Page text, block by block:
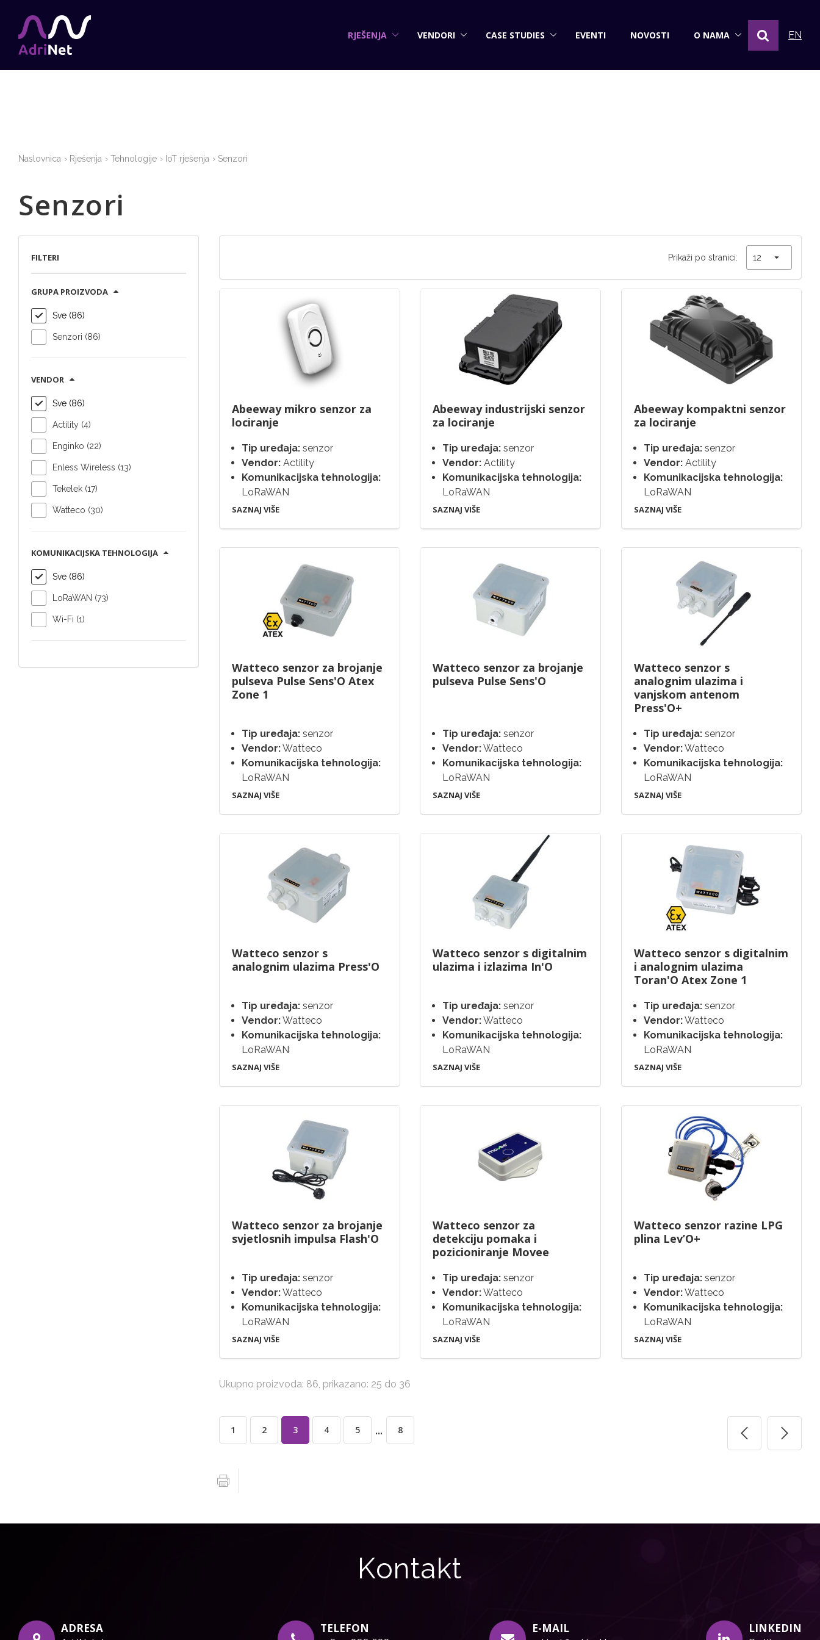
RJEŠENJA VENDORI CASE STUDIES EVENTI NOVOSTI O NAMA EN
Naslovnica Rješenja Tehnologije IoT rješenja Senzori
Senzori
FILTERI
GRUPA PROIZVODA
Sve (86)
Senzori (86)
VENDOR
Sve (86)
Actility (4)
Enginko (22)
Enless Wireless (13)
Tekelek (17)
Watteco (30)
KOMUNIKACIJSKA TEHNOLOGIJA
Sve (86)
LoRaWAN (73)
Wi-Fi (1)
Prikaži po stranici:
Abeeway mikro senzor za
lociranje
Tip uređaja: senzor
Vendor: Actility
Komunikacijska tehnologija:
LoRaWAN
SAZNAJ VIŠE
Abeeway industrijski senzor
za lociranje
Tip uređaja: senzor
Vendor: Actility
Komunikacijska tehnologija:
LoRaWAN
SAZNAJ VIŠE
Abeeway kompaktni senzor
za lociranje
Tip uređaja:senzor
Vendor:Actility
Komunikacijska tehnologija:
LoRaWAN
SAZNAJ VIŠE
Watteco senzor za brojanje
pulseva Pulse Sens'O Atex
Zone 1
Tip uređaja: senzor
Vendor:Watteco
Komunikacijska tehnologija:
LoRaWAN
SAZNAJ VIŠE
Watteco senzor za brojanje
pulseva Pulse Sens'O
Tip uređaja: senzor
Vendor:Watteco
Komunikacijska tehnologija:
LoRaWAN
SAZNAJ VIŠE
Watteco senzor s
analognim ulazima i
vanjskom antenom
Press'O+
Tip uređaja:senzor
Vendor:Watteco
Komunikacijska tehnologija:
LoRaWAN
SAZNAJ VIŠE
Watteco senzor s
analognim ulazima Press'O
Tip uređaja: senzor
Vendor:Watteco
Komunikacijska tehnologija:
LoRaWAN
SAZNAJ VIŠE
Watteco senzor s digitalnim
ulazima i izlazima In'O
Tip uređaja: senzor
Vendor:Watteco
Komunikacijska tehnologija:
LoRaWAN
SAZNAJ VIŠE
Watteco senzor s digitalnim
i analognim ulazima
Toran'O Atex Zone 1
Tip uređaja:senzor
Vendor:Watteco
Komunikacijska tehnologija:
LoRaWAN
SAZNAJ VIŠE
Watteco senzor za brojanje
svjetlosnih impulsa Flash'O
Tip uređaja: senzor
Vendor:Watteco
Komunikacijska tehnologija:
LoRaWAN
SAZNAJ VIŠE
Watteco senzor za
detekciju pomaka i
pozicioniranje Movee
Tip uređaja: senzor
Vendor:Watteco
Komunikacijska tehnologija:
LoRaWAN
SAZNAJ VIŠE
Watteco senzor razine LPG
plina Lev’O+
Tip uređaja:senzor
Vendor:Watteco
Komunikacijska tehnologija:
LoRaWAN
SAZNAJ VIŠE
Ukupno proizvoda: 86, prikazano: 25 do 36
1 2 3 4 5 ... 8
Kontakt
ADRESA TELEFON E-MAIL LINKEDIN